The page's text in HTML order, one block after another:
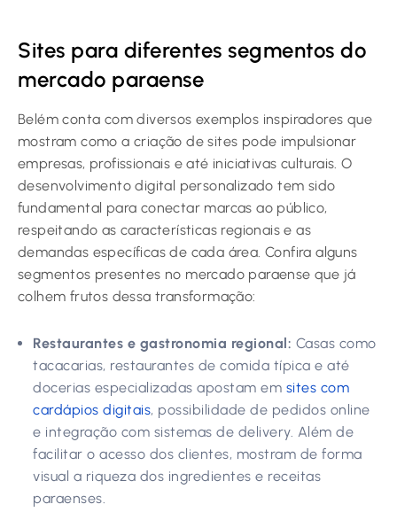
Sites para diferentes segmentos do
mercado paraense
Belém conta com diversos exemplos inspiradores que
mostram como a criação de sites pode impulsionar
empresas, profissionais e até iniciativas culturais. O
desenvolvimento digital personalizado tem sido
fundamental para conectar marcas ao público,
respeitando as características regionais e as
demandas específicas de cada área. Confira alguns
segmentos presentes no mercado paraense que já
colhem frutos dessa transformação:
Restaurantes e gastronomia regional: Casas como
tacacarias, restaurantes de comida típica e até
docerias especializadas apostam em sites com
cardápios digitais, possibilidade de pedidos online
e integração com sistemas de delivery. Além de
facilitar o acesso dos clientes, mostram de forma
visual a riqueza dos ingredientes e receitas
paraenses.